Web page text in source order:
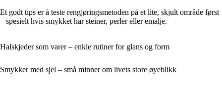
Et godt tips er å teste rengjøringsmetoden på et lite, skjult område først
– spesielt hvis smykket har steiner, perler eller emalje.
Halskjeder som varer – enkle rutiner for glans og form
Smykker med sjel – små minner om livets store øyeblikk